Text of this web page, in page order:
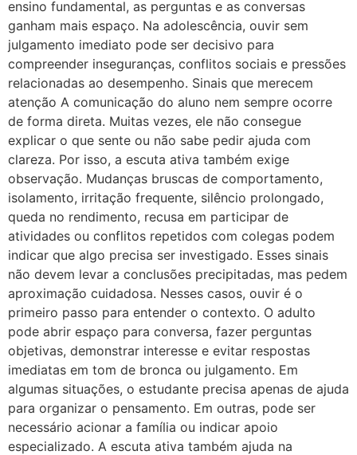
ensino fundamental, as perguntas e as conversas
ganham mais espaço. Na adolescência, ouvir sem
julgamento imediato pode ser decisivo para
compreender inseguranças, conflitos sociais e pressões
relacionadas ao desempenho. Sinais que merecem
atenção A comunicação do aluno nem sempre ocorre
de forma direta. Muitas vezes, ele não consegue
explicar o que sente ou não sabe pedir ajuda com
clareza. Por isso, a escuta ativa também exige
observação. Mudanças bruscas de comportamento,
isolamento, irritação frequente, silêncio prolongado,
queda no rendimento, recusa em participar de
atividades ou conflitos repetidos com colegas podem
indicar que algo precisa ser investigado. Esses sinais
não devem levar a conclusões precipitadas, mas pedem
aproximação cuidadosa. Nesses casos, ouvir é o
primeiro passo para entender o contexto. O adulto
pode abrir espaço para conversa, fazer perguntas
objetivas, demonstrar interesse e evitar respostas
imediatas em tom de bronca ou julgamento. Em
algumas situações, o estudante precisa apenas de ajuda
para organizar o pensamento. Em outras, pode ser
necessário acionar a família ou indicar apoio
especializado. A escuta ativa também ajuda na